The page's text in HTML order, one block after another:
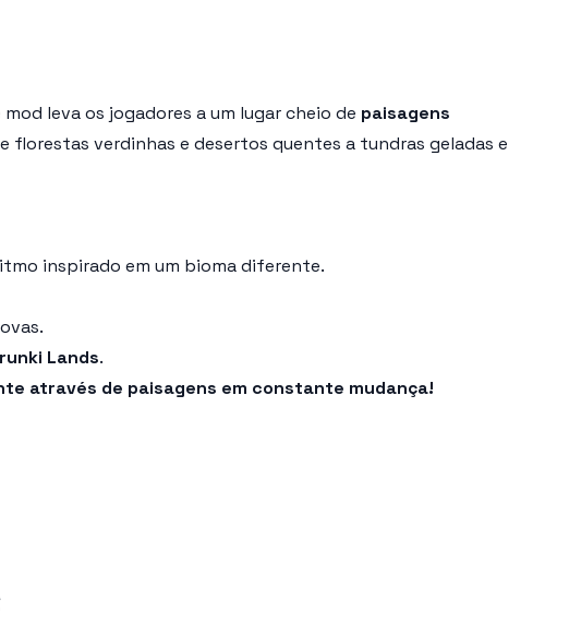
leva os jogadores a um lugar cheio de paisagens
verdinhas e desertos quentes a tundras geladas e
inspirado em um bioma diferente.
Lands.
através de paisagens em constante mudança!